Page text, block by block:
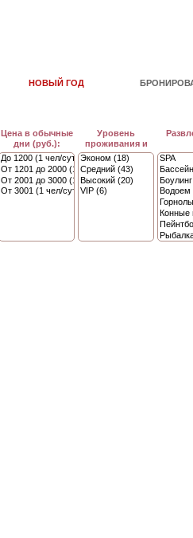
НОВЫЙ ГОД
Цена в обычные
дни (руб.):
Уровень
проживания и
сервиса: